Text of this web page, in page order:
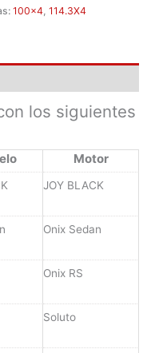
100x4 114.3X4
los siguientes
Motor
JOY BLACK
Onix Sedan
Onix RS
Soluto